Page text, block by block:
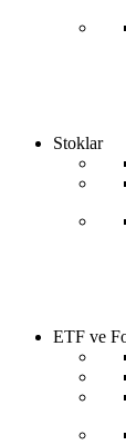
Stoklar
ETF ve